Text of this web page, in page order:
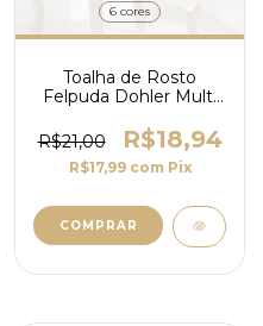
6 cores
Toalha de Rosto
Felpuda Dohler Multi
R$21,00
R$18,94
R$17,99 com Pix
COMPRAR